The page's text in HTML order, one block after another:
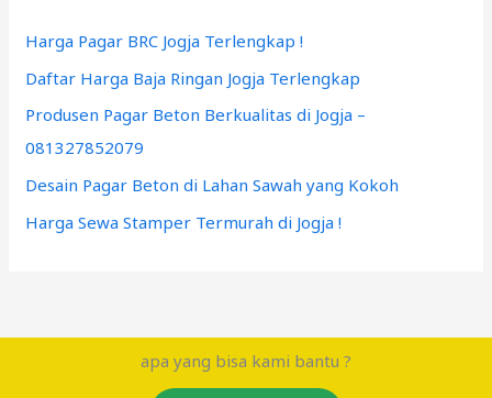
Harga Pagar BRC Jogja Terlengkap !
Daftar Harga Baja Ringan Jogja Terlengkap
Produsen Pagar Beton Berkualitas di Jogja –
081327852079
Desain Pagar Beton di Lahan Sawah yang Kokoh
Harga Sewa Stamper Termurah di Jogja !
apa yang bisa kami bantu ?